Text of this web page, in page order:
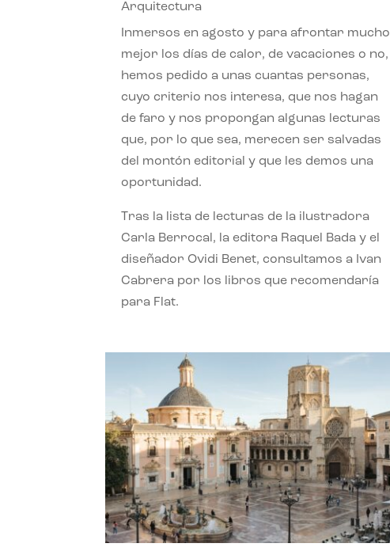
Arquitectura
Inmersos en agosto y para afrontar mucho
mejor los días de calor, de vacaciones o no,
hemos pedido a unas cuantas personas,
cuyo criterio nos interesa, que nos hagan
de faro y nos propongan algunas lecturas
que, por lo que sea, merecen ser salvadas
del montón editorial y que les demos una
oportunidad.
Tras la lista de lecturas de la ilustradora
Carla Berrocal, la editora Raquel Bada y el
diseñador Ovidi Benet, consultamos a Ivan
Cabrera por los libros que recomendaría
para Flat.